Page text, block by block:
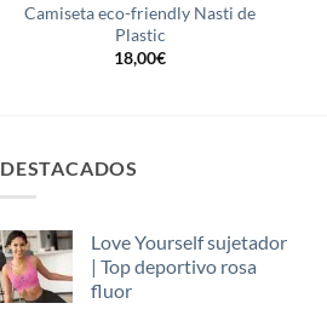
Camiseta eco-friendly Nasti de
Plastic
18,00€
DESTACADOS
Love Yourself sujetador
| Top deportivo rosa
fluor